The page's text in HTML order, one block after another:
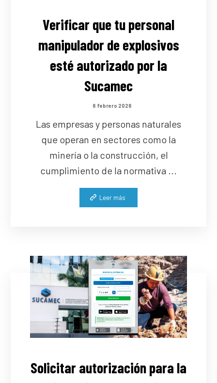
Verificar que tu personal
manipulador de explosivos
esté autorizado por la
Sucamec
6 febrero 2026
Las empresas y personas naturales
que operan en sectores como la
minería o la construcción, el
cumplimiento de la normativa ...
Leer más
Solicitar autorización para la